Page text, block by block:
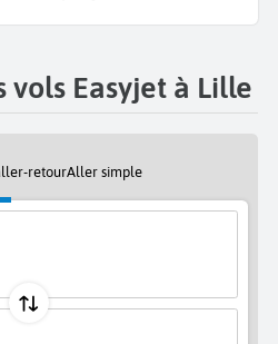
vols Easyjet à Lille
retourAller simple